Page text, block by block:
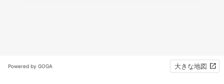
Powered by GOGA 大きな地図